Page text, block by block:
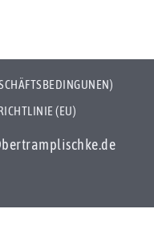
(EU)